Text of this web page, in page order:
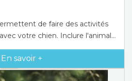
de faire des activités
votre chien. Inclure l'animal...
En savoir +